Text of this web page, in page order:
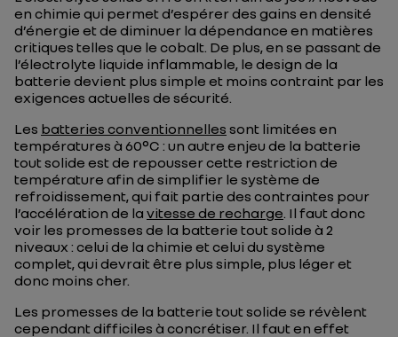
en chimie qui permet d’espérer des gains en densité
d’énergie et de diminuer la dépendance en matières
critiques telles que le cobalt. De plus, en se passant de
l’électrolyte liquide inflammable, le design de la
batterie devient plus simple et moins contraint par les
exigences actuelles de sécurité.
Les batteries conventionnelles sont limitées en
températures à 60°C : un autre enjeu de la batterie
tout solide est de repousser cette restriction de
température afin de simplifier le système de
refroidissement, qui fait partie des contraintes pour
l’accélération de la vitesse de recharge. Il faut donc
voir les promesses de la batterie tout solide à 2
niveaux : celui de la chimie et celui du système
complet, qui devrait être plus simple, plus léger et
donc moins cher.
Les promesses de la batterie tout solide se révèlent
cependant difficiles à concrétiser. Il faut en effet